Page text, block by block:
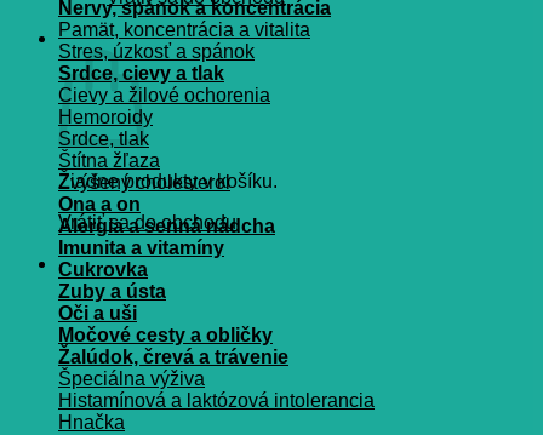
Košík
Žiadne produkty v košíku.
Vrátiť sa do obchodu
Nervy, spánok a koncentrácia
Pamät, koncentrácia a vitalita
Stres, úzkosť a spánok
Srdce, cievy a tlak
Cievy a žilové ochorenia
Hemoroidy
Srdce, tlak
Štítna žľaza
Zvýšený cholesterol
Ona a on
Alergia a senná nádcha
Imunita a vitamíny
Cukrovka
Zuby a ústa
Oči a uši
Močové cesty a obličky
Žalúdok, črevá a trávenie
Špeciálna výživa
Histamínová a laktózová intolerancia
Hnačka